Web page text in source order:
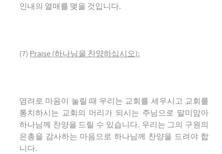
인내의 열매를 맺을 것입니다.
(7) Praise (하나님을 찬양하십시오):
염려로 마음이 눌릴 때 우리는 교회를 세우시고 교회를
통치하시는 교회의 머리가 되시는 주님으로 말미암아
하나님께 찬양을 드릴 수 있습니다. 우리는 그의 구원의
은총을 감사하는 마음으로 하나님께 찬양을 드려야 합
니다.